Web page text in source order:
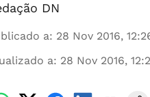
DN
a: 28 Nov 2016,
a: 28 Nov 2016,